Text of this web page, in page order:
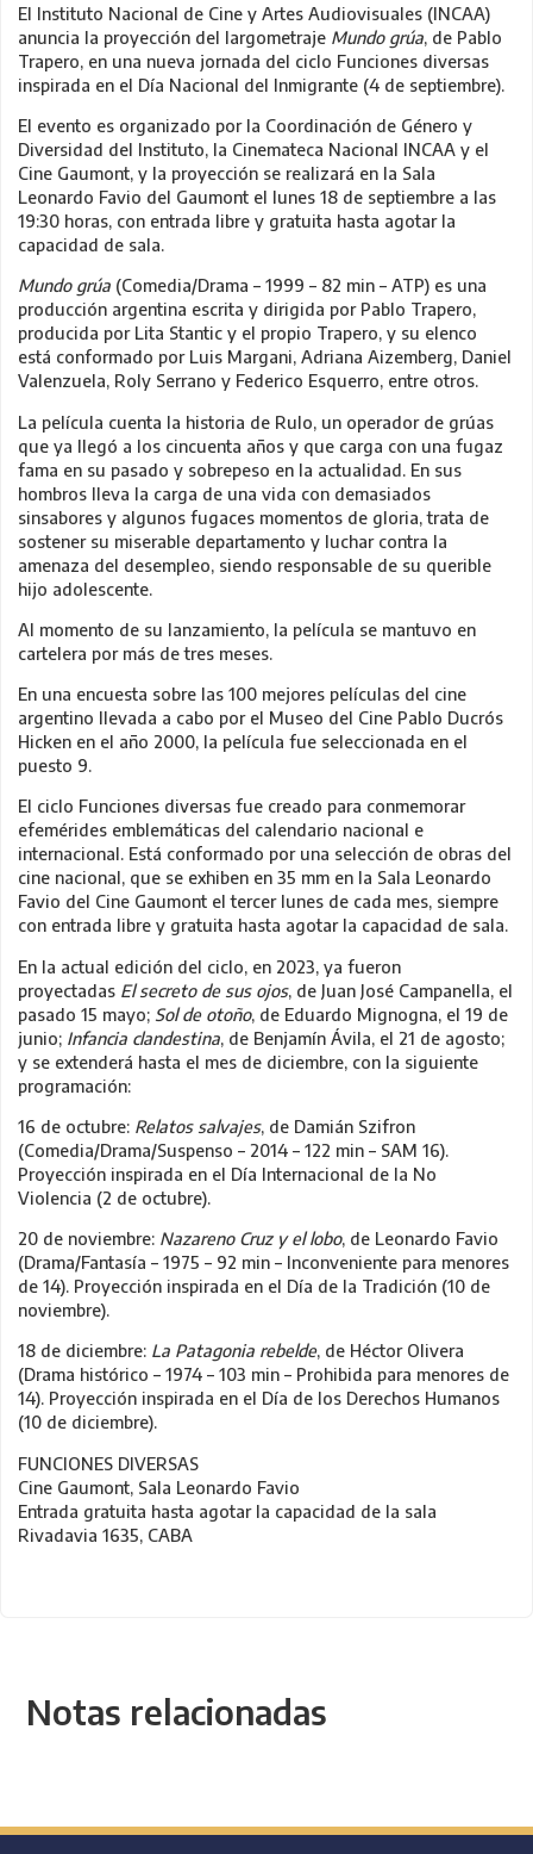
El Instituto Nacional de Cine y Artes Audiovisuales (INCAA)
anuncia la proyección del largometraje Mundo grúa, de Pablo
Trapero, en una nueva jornada del ciclo Funciones diversas
inspirada en el Día Nacional del Inmigrante (4 de septiembre).
El evento es organizado por la Coordinación de Género y
Diversidad del Instituto, la Cinemateca Nacional INCAA y el
Cine Gaumont, y la proyección se realizará en la Sala
Leonardo Favio del Gaumont el lunes 18 de septiembre a las
19:30 horas, con entrada libre y gratuita hasta agotar la
capacidad de sala.
Mundo grúa (Comedia/Drama – 1999 – 82 min – ATP) es una
producción argentina escrita y dirigida por Pablo Trapero,
producida por Lita Stantic y el propio Trapero, y su elenco
está conformado por Luis Margani, Adriana Aizemberg, Daniel
Valenzuela, Roly Serrano y Federico Esquerro, entre otros.
La película cuenta la historia de Rulo, un operador de grúas
que ya llegó a los cincuenta años y que carga con una fugaz
fama en su pasado y sobrepeso en la actualidad. En sus
hombros lleva la carga de una vida con demasiados
sinsabores y algunos fugaces momentos de gloria, trata de
sostener su miserable departamento y luchar contra la
amenaza del desempleo, siendo responsable de su querible
hijo adolescente.
Al momento de su lanzamiento, la película se mantuvo en
cartelera por más de tres meses. ​
En una encuesta sobre las 100 mejores películas del cine
argentino llevada a cabo por el Museo del Cine Pablo Ducrós
Hicken en el año 2000, la película fue seleccionada en el
puesto 9.
El ciclo Funciones diversas fue creado para conmemorar
efemérides emblemáticas del calendario nacional e
internacional. Está conformado por una selección de obras del
cine nacional, que se exhiben en 35 mm en la Sala Leonardo
Favio del Cine Gaumont el tercer lunes de cada mes, siempre
con entrada libre y gratuita hasta agotar la capacidad de sala.
En la actual edición del ciclo, en 2023, ya fueron
proyectadas El secreto de sus ojos, de Juan José Campanella, el
pasado 15 mayo; Sol de otoño, de Eduardo Mignogna, el 19 de
junio; Infancia clandestina, de Benjamín Ávila, el 21 de agosto;
y se extenderá hasta el mes de diciembre, con la siguiente
programación:
16 de octubre: Relatos salvajes, de Damián Szifron
(Comedia/Drama/Suspenso – 2014 – 122 min – SAM 16).
Proyección inspirada en el Día Internacional de la No
Violencia (2 de octubre).
20 de noviembre: Nazareno Cruz y el lobo, de Leonardo Favio
(Drama/Fantasía – 1975 – 92 min – Inconveniente para menores
de 14). Proyección inspirada en el Día de la Tradición (10 de
noviembre).
18 de diciembre: La Patagonia rebelde, de Héctor Olivera
(Drama histórico – 1974 – 103 min – Prohibida para menores de
14). Proyección inspirada en el Día de los Derechos Humanos
(10 de diciembre).
FUNCIONES DIVERSAS
Cine Gaumont, Sala Leonardo Favio
Entrada gratuita hasta agotar la capacidad de la sala
Rivadavia 1635, CABA
Notas relacionadas